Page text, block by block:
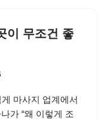
이 무조건 좋
마사지 업계에서
가 “왜 이렇게 조